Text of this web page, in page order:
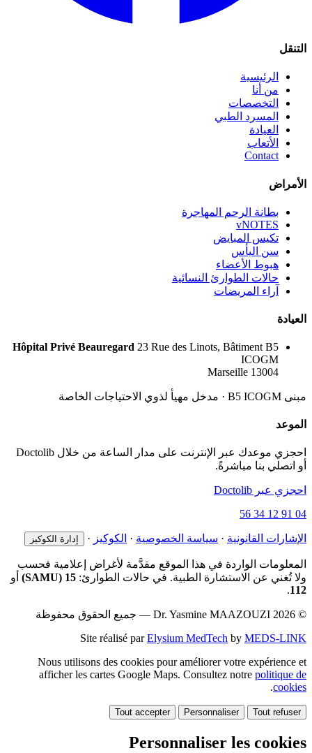
التنقل
الرئيسية
من أنا
التخصصات
المسرد الطبي
العيادة
الأتعاب
Contact
الأمراض
بطانة الرحم المهاجرة
vNOTES
تكيس المبايض
سن اليأس
هبوط الأعضاء
حالات الطوارئ النسائية
آراء المريضات
العيادة
Hôpital Privé Beauregard 23 Rue des Linots, Bâtiment B5
ICOGM
13004 Marseille
مبنى B5 ICOGM · مدخل مهيأ لذوي الاحتياجات الخاصة
الموعد
احجزي موعدك عبر الإنترنت على مدار الساعة من خلال Doctolib
أو اتصلي بنا مباشرةً.
احجزي عبر Doctolib
04 91 12 34 56
الإشارات القانونية · سياسة الخصوصية · الكوكيز · إدارة الكوكيز
المعلومات الواردة في هذا الموقع مقدَّمة لأغراض إعلامية فحسب
ولا تُغني عن الاستشارة الطبية. في حالات الطوارئ: 15 (SAMU)
أو
112
.
© 2026 Dr. Yasmine MAAZOUZI — جميع الحقوق محفوظة
Site réalisé parElysium MedTech by MEDS-LINK
Nous utilisons des cookies pour améliorer votre expérience et
afficher les cartes Google Maps. Consultez notre politique de
cookies
.
Tout refuser
Personnaliser
Tout accepter
Personnaliser les cookies